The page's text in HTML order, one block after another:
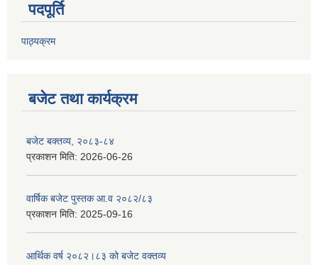
पदपूर्ति
पाठ्यक्रम
बजेट तथा कार्यक्रम
बजेट बक्तव्य, २०८३-८४
प्रकाशन मिति: 2026-06-26
वार्षिक बजेट पुस्तक आ.व २०८२/८३
प्रकाशन मिति: 2025-09-16
आर्थिक वर्ष २०८२।८३ को बजेट वक्तव्य